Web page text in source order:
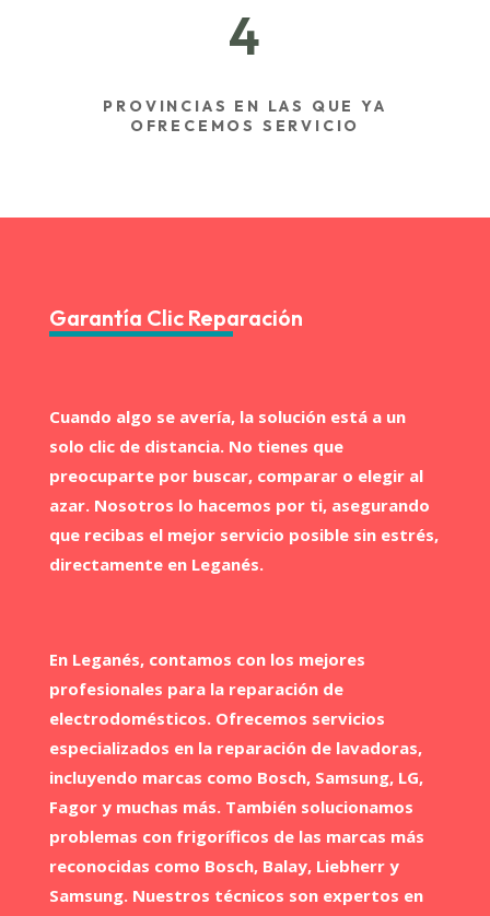
4
PROVINCIAS EN LAS QUE YA
OFRECEMOS SERVICIO
Garantía Clic Reparación
Cuando algo se avería, la solución está a un
solo clic de distancia. No tienes que
preocuparte por buscar, comparar o elegir al
azar. Nosotros lo hacemos por ti, asegurando
que recibas el mejor servicio posible sin estrés,
directamente en Leganés.
En Leganés​, contamos con los mejores
profesionales para la reparación de
electrodomésticos. Ofrecemos servicios
especializados en la reparación de lavadoras,
incluyendo marcas como Bosch, Samsung, LG,
Fagor y muchas más. También solucionamos
problemas con frigoríficos de las marcas más
reconocidas como Bosch, Balay, Liebherr y
Samsung. Nuestros técnicos son expertos en